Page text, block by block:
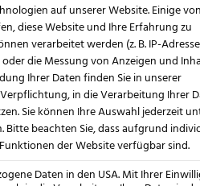
Vertrauen aufbaut und
klare Regeln. Dazu
und Vorgaben für
auf unserer Website. Einige
diese Website und Ihre Erfahrung zu
verarbeitet werden (z. B. IP-
die Messung von Anzeigen und
Ihrer Daten finden Sie in unserer
in die Verarbeitung Ihrer
Sie können Ihre Auswahl jederzeit
Bitte beachten Sie, dass aufgrund
der Website verfügbar sind.
Daten in den USA. Mit Ihrer